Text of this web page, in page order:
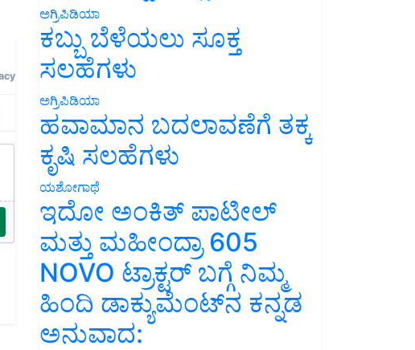
ಅಗ್ರಿಪಿಡಿಯಾ
ಕಬ್ಬು ಬೆಳೆಯಲು ಸೂಕ್ತ
ಸಲಹೆಗಳು
ಅಗ್ರಿಪಿಡಿಯಾ
ಹವಾಮಾನ ಬದಲಾವಣೆಗೆ ತಕ್ಕ
ಕೃಷಿ ಸಲಹೆಗಳು
ಯಶೋಗಾಥೆ
ಇದೋ ಅಂಕಿತ್ ಪಾಟೀಲ್
ಮತ್ತು ಮಹೀಂದ್ರಾ 605
NOVO ಟ್ರಾಕ್ಟರ್ ಬಗ್ಗೆ ನಿಮ್ಮ
ಹಿಂದಿ ಡಾಕ್ಯುಮೆಂಟ್‌ನ ಕನ್ನಡ
ಅನುವಾದ: